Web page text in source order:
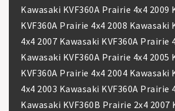
Kawasaki KVF360A Prairie 4x4 2009
KVF360A Prairie 4x4 2008 Kawasaki
4x4 2007 Kawasaki KVF360A Prairie
Kawasaki KVF360A Prairie 4x4 2005
KVF360A Prairie 4x4 2004 Kawasaki
4x4 2003 Kawasaki KVF360A Prairie
Kawasaki KVF360B Prairie 2x4 2007